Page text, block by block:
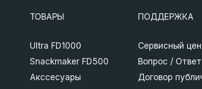
ТОВАРЫ
Ultra FD1000
Snackmaker FD500
Акссесуары
ПОДДЕРЖКА
Сервисный
Вопрос / Ответ
Договор